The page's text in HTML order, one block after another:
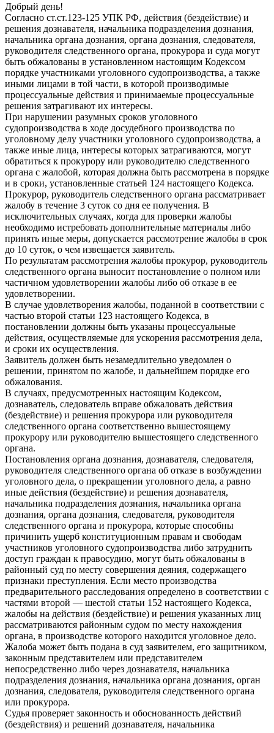
Добрый день!
Согласно ст.ст.123-125 УПК РФ, действия (бездействие) и
решения дознавателя, начальника подразделения дознания,
начальника органа дознания, органа дознания, следователя,
руководителя следственного органа, прокурора и суда могут
быть обжалованы в установленном настоящим Кодексом
порядке участниками уголовного судопроизводства, а также
иными лицами в той части, в которой производимые
процессуальные действия и принимаемые процессуальные
решения затрагивают их интересы.
При нарушении разумных сроков уголовного
судопроизводства в ходе досудебного производства по
уголовному делу участники уголовного судопроизводства, а
также иные лица, интересы которых затрагиваются, могут
обратиться к прокурору или руководителю следственного
органа с жалобой, которая должна быть рассмотрена в порядке
и в сроки, установленные статьей 124 настоящего Кодекса.
Прокурор, руководитель следственного органа рассматривает
жалобу в течение 3 суток со дня ее получения. В
исключительных случаях, когда для проверки жалобы
необходимо истребовать дополнительные материалы либо
принять иные меры, допускается рассмотрение жалобы в срок
до 10 суток, о чем извещается заявитель.
По результатам рассмотрения жалобы прокурор, руководитель
следственного органа выносит постановление о полном или
частичном удовлетворении жалобы либо об отказе в ее
удовлетворении.
В случае удовлетворения жалобы, поданной в соответствии с
частью второй статьи 123 настоящего Кодекса, в
постановлении должны быть указаны процессуальные
действия, осуществляемые для ускорения рассмотрения дела,
и сроки их осуществления.
Заявитель должен быть незамедлительно уведомлен о
решении, принятом по жалобе, и дальнейшем порядке его
обжалования.
В случаях, предусмотренных настоящим Кодексом,
дознаватель, следователь вправе обжаловать действия
(бездействие) и решения прокурора или руководителя
следственного органа соответственно вышестоящему
прокурору или руководителю вышестоящего следственного
органа.
Постановления органа дознания, дознавателя, следователя,
руководителя следственного органа об отказе в возбуждении
уголовного дела, о прекращении уголовного дела, а равно
иные действия (бездействие) и решения дознавателя,
начальника подразделения дознания, начальника органа
дознания, органа дознания, следователя, руководителя
следственного органа и прокурора, которые способны
причинить ущерб конституционным правам и свободам
участников уголовного судопроизводства либо затруднить
доступ граждан к правосудию, могут быть обжалованы в
районный суд по месту совершения деяния, содержащего
признаки преступления. Если место производства
предварительного расследования определено в соответствии с
частями второй — шестой статьи 152 настоящего Кодекса,
жалобы на действия (бездействие) и решения указанных лиц
рассматриваются районным судом по месту нахождения
органа, в производстве которого находится уголовное дело.
Жалоба может быть подана в суд заявителем, его защитником,
законным представителем или представителем
непосредственно либо через дознавателя, начальника
подразделения дознания, начальника органа дознания, орган
дознания, следователя, руководителя следственного органа
или прокурора.
Судья проверяет законность и обоснованность действий
(бездействия) и решений дознавателя, начальника